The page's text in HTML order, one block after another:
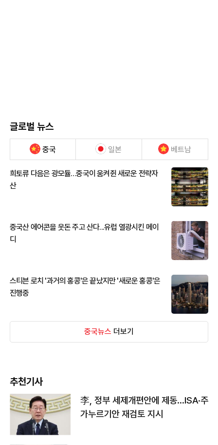
글로벌 뉴스
중국 일본 베트남
희토류 다음은 광모듈…중국이 움켜쥔 새로운 전략자
산
중국산 에어콘을 웃돈 주고 산다...유럽 열광시킨 메이
디
스티븐 로치 '과거의 홍콩'은 끝났지만 '새로운 홍콩'은
진행중
중국뉴스 더보기
추천기사
李, 정부 세제개편안에 제동…ISA·주
가누르기안 재검토 지시